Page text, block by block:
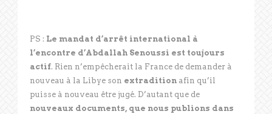
PS : Le mandat d’arrêt international à
l’encontre d’Abdallah Senoussi est toujours
actif. Rien n’empêcherait la France de demander à
nouveau à la Libye son extradition afin qu’il
puisse à nouveau être jugé. D’autant que de
nouveaux documents, que nous publions dans